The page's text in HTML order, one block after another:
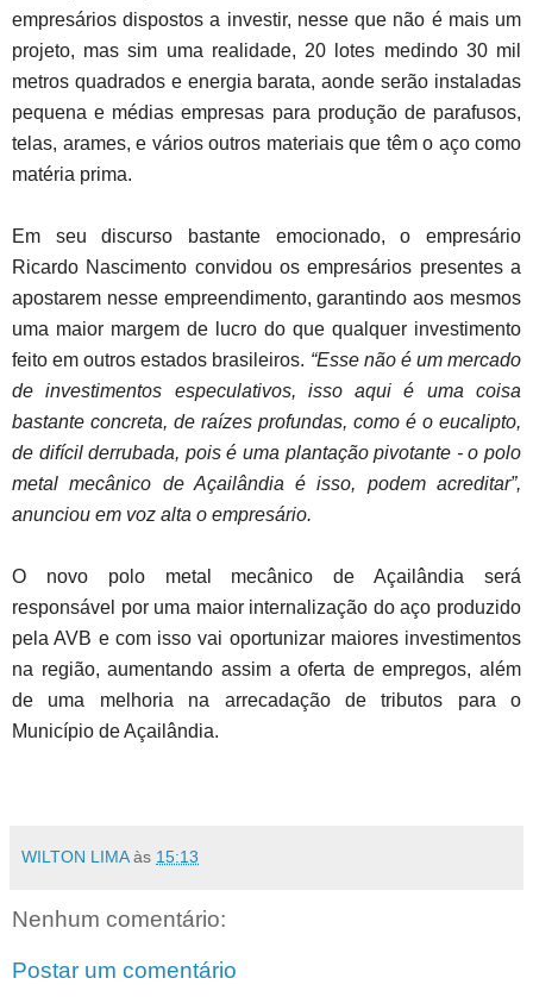
empresários dispostos a investir, nesse que não é mais um
projeto, mas sim uma realidade, 20 lotes medindo 30 mil
metros quadrados e energia barata, aonde serão instaladas
pequena e médias empresas para produção de parafusos,
telas, arames, e vários outros materiais que têm o aço como
matéria prima.
Em seu discurso bastante emocionado, o empresário
Ricardo Nascimento convidou os empresários presentes a
apostarem nesse empreendimento, garantindo aos mesmos
uma maior margem de lucro do que qualquer investimento
feito em outros estados brasileiros. “Esse não é um mercado
de investimentos especulativos, isso aqui é uma coisa
bastante concreta, de raízes profundas, como é o eucalipto,
de difícil derrubada, pois é uma plantação pivotante - o polo
metal mecânico de Açailândia é isso, podem acreditar”,
anunciou em voz alta o empresário.
O novo polo metal mecânico de Açailândia será
responsável por uma maior internalização do aço produzido
pela AVB e com isso vai oportunizar maiores investimentos
na região, aumentando assim a oferta de empregos, além
de uma melhoria na arrecadação de tributos para o
Município de Açailândia.
WILTON LIMA às 15:13
Nenhum comentário:
Postar um comentário